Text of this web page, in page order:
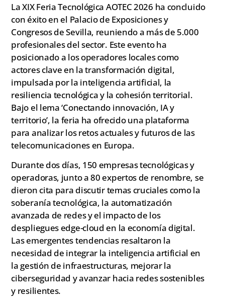
La XIX Feria Tecnológica AOTEC 2026 ha concluido
con éxito en el Palacio de Exposiciones y
Congresos de Sevilla, reuniendo a más de 5.000
profesionales del sector. Este evento ha
posicionado a los operadores locales como
actores clave en la transformación digital,
impulsada por la inteligencia artificial, la
resiliencia tecnológica y la cohesión territorial.
Bajo el lema ‘Conectando innovación, IA y
territorio’, la feria ha ofrecido una plataforma
para analizar los retos actuales y futuros de las
telecomunicaciones en Europa.
Durante dos días, 150 empresas tecnológicas y
operadoras, junto a 80 expertos de renombre, se
dieron cita para discutir temas cruciales como la
soberanía tecnológica, la automatización
avanzada de redes y el impacto de los
despliegues edge-cloud en la economía digital.
Las emergentes tendencias resaltaron la
necesidad de integrar la inteligencia artificial en
la gestión de infraestructuras, mejorar la
ciberseguridad y avanzar hacia redes sostenibles
y resilientes.